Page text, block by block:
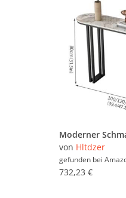
von Hltdzer
gefunden bei
732,23 €